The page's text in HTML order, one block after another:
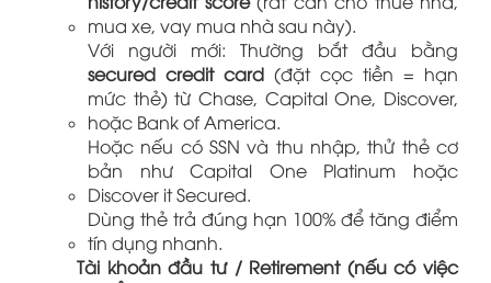
mua xe, vay mua nhà sau này).
Với người mới: Thường bắt đầu bằng
secured credit card (đặt cọc tiền = hạn
mức thẻ) từ Chase, Capital One, Discover,
hoặc Bank of America.
Hoặc nếu có SSN và thu nhập, thử thẻ cơ
bản như Capital One Platinum hoặc
Discover it Secured.
Dùng thẻ trả đúng hạn 100% để tăng điểm
tín dụng nhanh.
Tài khoản đầu tư / Retirement (nếu có việc